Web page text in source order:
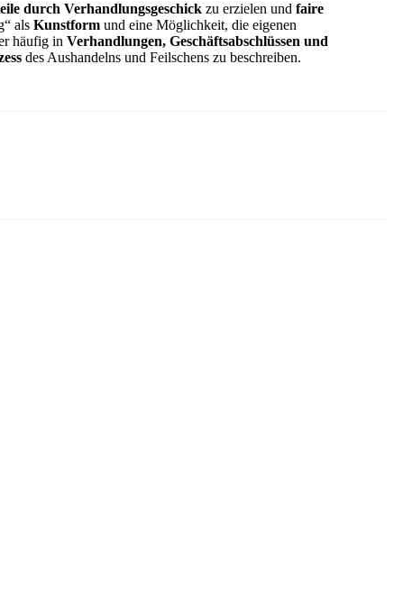
durch Verhandlungsgeschick zu erzielen und faire
als Kunstform und eine Möglichkeit, die eigenen
häufig in Verhandlungen, Geschäftsabschlüssen und
des Aushandelns und Feilschens zu beschreiben.